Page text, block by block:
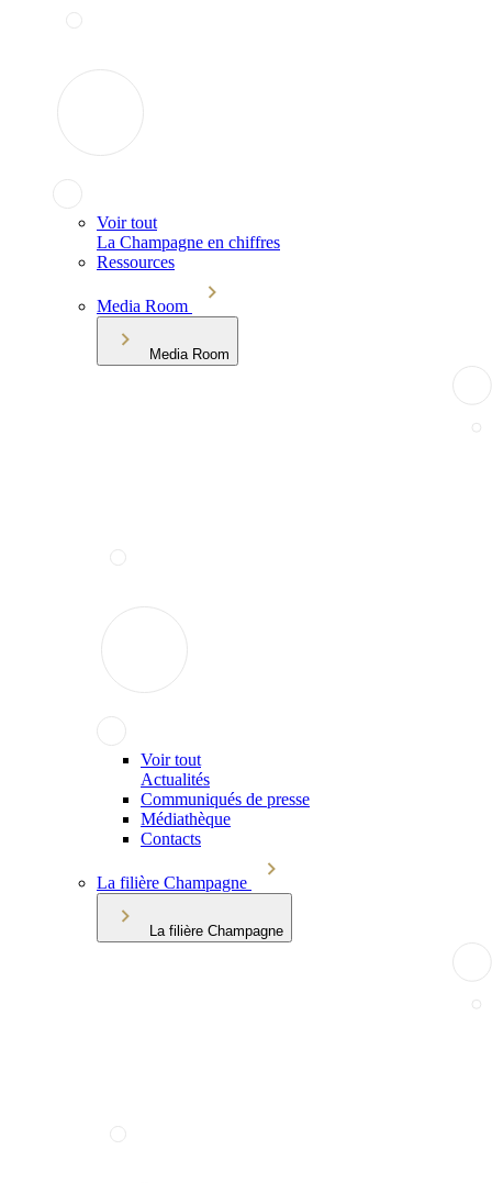
Voir tout
La Champagne en chiffres
Ressources
Media Room
Media Room
Voir tout
Actualités
Communiqués de presse
Médiathèque
Contacts
La filière Champagne
La filière Champagne